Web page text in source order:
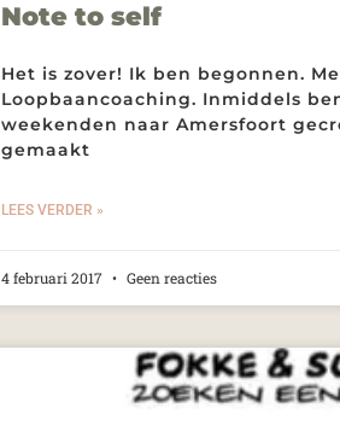
Note to self
Het is zover! Ik ben begonnen.
Loopbaancoaching. Inmiddels
weekenden naar Amersfoort
gemaakt
LEES VERDER »
4 februari 2017 Geen reacties